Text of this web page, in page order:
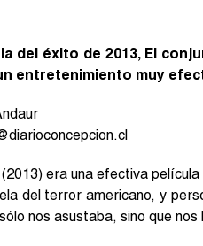
del éxito de 2013, El
entretenimiento muy
era una efectiva
del terror americano, y
nos asustaba, sino que